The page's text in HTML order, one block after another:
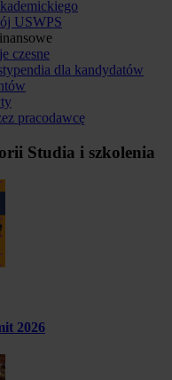
USWPS
czesne
dla kandydatów
pracodawcę
Studia i szkolenia
2026